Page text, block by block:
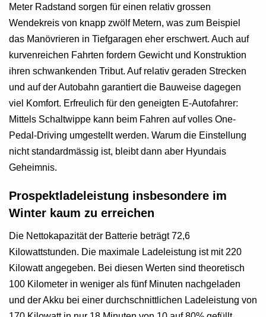
Meter Radstand sorgen für einen relativ grossen
Wendekreis von knapp zwölf Metern, was zum Beispiel
das Manövrieren in Tiefgaragen eher erschwert. Auch auf
kurvenreichen Fahrten fordern Gewicht und Konstruktion
ihren schwankenden Tribut. Auf relativ geraden Strecken
und auf der Autobahn garantiert die Bauweise dagegen
viel Komfort. Erfreulich für den geneigten E-Autofahrer:
Mittels Schaltwippe kann beim Fahren auf volles One-
Pedal-Driving umgestellt werden. Warum die Einstellung
nicht standardmässig ist, bleibt dann aber Hyundais
Geheimnis.
Prospektladeleistung insbesondere im
Winter kaum zu erreichen
Die Nettokapazität der Batterie beträgt 72,6
Kilowattstunden. Die maximale Ladeleistung ist mit 220
Kilowatt angegeben. Bei diesen Werten sind theoretisch
100 Kilometer in weniger als fünf Minuten nachgeladen
und der Akku bei einer durchschnittlichen Ladeleistung von